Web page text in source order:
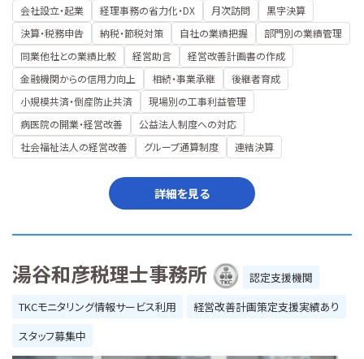
会社設立・起業 経理事務の省力化・DX 月次訪問
黒字決算
決算・税務申告
納税・節税対策 自社の業績把握
部門別の業績管理
同業他社との業績比較
経営助言
経営改善計画書の作成
金融機関からの信用力向上
相続・事業承継
後継者育成
小規模共済・倒産防止共済
現場別の工事利益管理
病医院の開業・経営改善
公益法人制度への対応
社会福祉法人の経営改善
グループ通算制度 連結決算
詳細を見る
湯谷和彦税理士事務所
認定支援機関
TKCモニタリング情報サービス利用
経営改善計画策定支援実績あり
スタッフ募集中